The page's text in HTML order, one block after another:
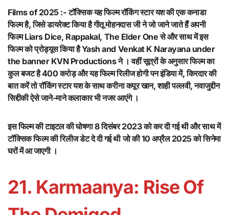
Films of 2025 :- टॉक्सिक यह फिल्म रॉकिंग स्टार यश की एक कनाडा
फिल्म है, जिसे डायरेक्ट किया है गीतू मोहनदास जी ने जो जाने जाते हैं अपनी
फिल्म Liars Dice, Rappakal, The Elder One से और साथ में इस
फिल्म को प्रोड्यूस किया है Yash and Venkat K Narayana under
the banner KVN Productions ने । वहीं सूत्रों के अनुसार फिल्म का
कुल बजट है 400 करोड़ और यह फिल्म रिलीज होगी पन इंडिया में, किरदार की
बात करें तो रॉकिंग स्टार यश के साथ करीना कपूर खान, शाही पल्लवी, नवाजुद्दीन
सिद्दीकी ऐसे जाने-माने कलाकार भी नजर आएंगे ।
इस फिल्म की टाइटल की घोषणा 8 दिसंबर 2023 को कर दी गई थी और साथ में
टॉक्सिक फिल्म की रिलीज डेट दे दी गई थी जो की 10 अप्रैल 2025 को सिनेमा
घरों में आ जाएगी ।
21. Karmaanya: Rise Of